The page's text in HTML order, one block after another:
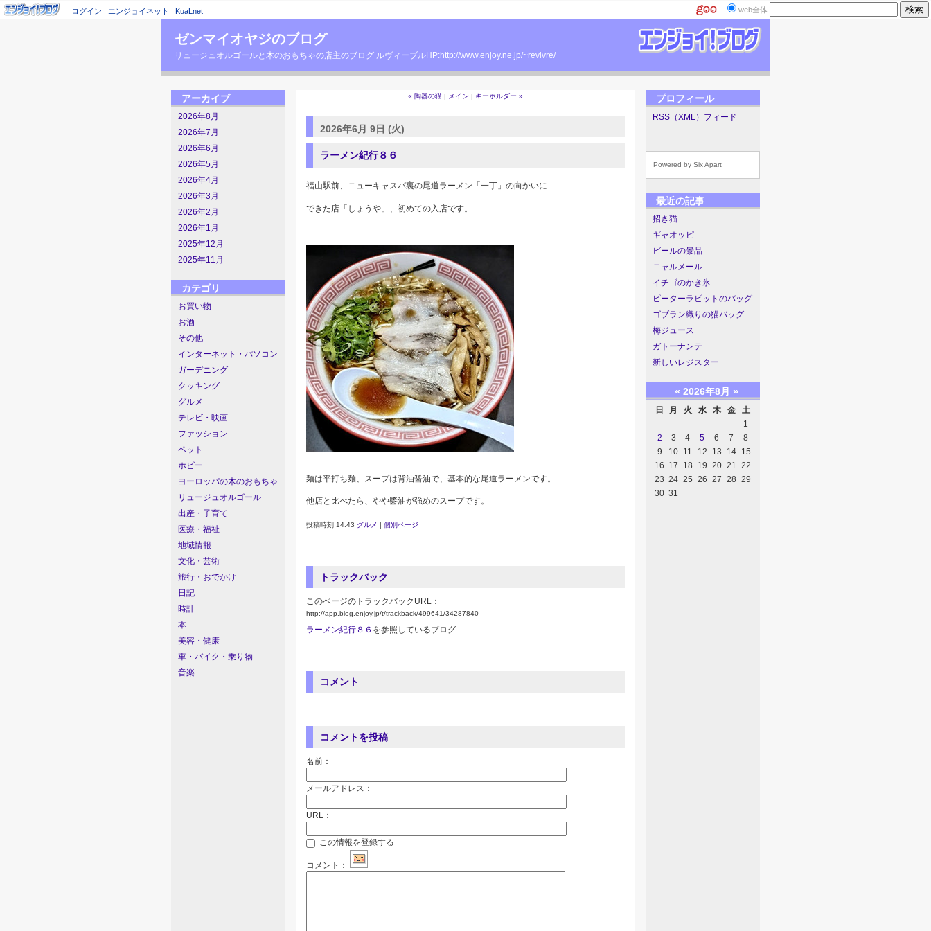
ログイン エンジョイネット KuaLnet web全体
ゼンマイオヤジのブログ
リュージュオルゴールと木のおもちゃの店主のブログ ルヴィーブルHP:http://www.enjoy.ne.jp/~revivre/
アーカイブ
2026年8月
2026年7月
2026年6月
2026年5月
2026年4月
2026年3月
2026年2月
2026年1月
2025年12月
2025年11月
カテゴリ
お買い物
お酒
その他
インターネット・パソコン
ガーデニング
クッキング
グルメ
テレビ・映画
ファッション
ペット
ホビー
ヨーロッパの木のおもちゃ
リュージュオルゴール
出産・子育て
医療・福祉
地域情報
文化・芸術
旅行・おでかけ
日記
時計
本
美容・健康
車・バイク・乗り物
音楽
« 陶器の猫 | メイン | キーホルダー »
2026年6月 9日 (火)
ラーメン紀行８６
福山駅前、ニューキャスパ裏の尾道ラーメン「一丁」の向かいに
できた店「しょうや」、初めての入店です。
麺は平打ち麺、スープは背油醤油で、基本的な尾道ラーメンです。
他店と比べたら、やや醬油が強めのスープです。
投稿時刻 14:43 グルメ | 個別ページ
トラックバック
このページのトラックバックURL：
http://app.blog.enjoy.jp/t/trackback/499641/34287840
ラーメン紀行８６ を参照しているブログ:
コメント
コメントを投稿
名前：
メールアドレス：
URL：
この情報を登録する
コメント：
プロフィール
RSS（XML）フィード
Powered by Six Apart
最近の記事
招き猫
ギャオッピ
ビールの景品
ニャルメール
イチゴのかき氷
ピーターラビットのバッグ
ゴブラン織りの猫バッグ
梅ジュース
ガトーナンテ
新しいレジスター
« 2026年8月 »
日 月 火 水 木 金
土
1
2
3 4 5 6 7
8
9
10 11 12 13 14
15
16 17 18 19 20 21 22
23 24 25 26 27 28 29
30 31